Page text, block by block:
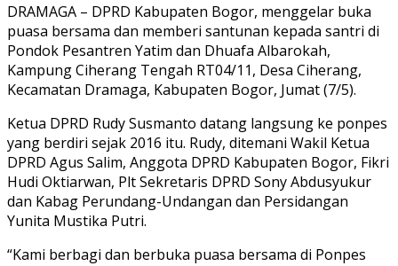
DRAMAGA – DPRD Kabupaten Bogor, menggelar buka
puasa bersama dan memberi santunan kepada santri di
Pondok Pesantren Yatim dan Dhuafa Albarokah,
Kampung Ciherang Tengah RT04/11, Desa Ciherang,
Kecamatan Dramaga, Kabupaten Bogor, Jumat (7/5).
Ketua DPRD Rudy Susmanto datang langsung ke ponpes
yang berdiri sejak 2016 itu. Rudy, ditemani Wakil Ketua
DPRD Agus Salim, Anggota DPRD Kabupaten Bogor, Fikri
Hudi Oktiarwan, Plt Sekretaris DPRD Sony Abdusyukur
dan Kabag Perundang-Undangan dan Persidangan
Yunita Mustika Putri.
“Kami berbagi dan berbuka puasa bersama di Ponpes